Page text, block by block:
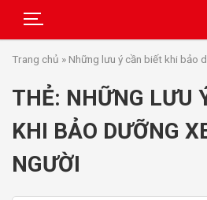
Trang chủ » Những lưu ý cần biết khi bảo
THẺ: NHỮNG LƯU
KHI BẢO DƯỠNG
NGƯỜI